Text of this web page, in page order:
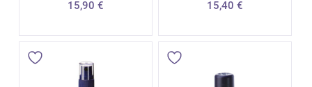
15,90 €
15,40€